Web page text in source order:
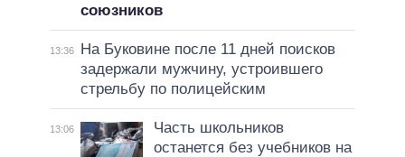
союзников
13:36
На Буковине после 11 дней поисков
задержали мужчину, устроившего
стрельбу по полицейским
13:06
Часть школьников
останется без учебников на